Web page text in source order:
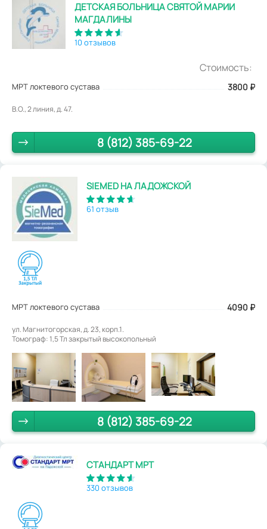
ДЕТСКАЯ БОЛЬНИЦА СВЯТОЙ МАРИИ
МАГДАЛИНЫ
10 отзывов
Стоимость:
МРТ локтевого сустава 3800 ₽
В.О., 2 линия, д. 47.
8 (812) 385-69-22
SIEMED НА ЛАДОЖСКОЙ
61 отзыв
МРТ локтевого сустава 4090 ₽
ул. Магнитогорская, д. 23, корп.1.
Томограф: 1,5 Тл закрытый высокопольный
8 (812) 385-69-22
СТАНДАРТ МРТ
330 отзывов